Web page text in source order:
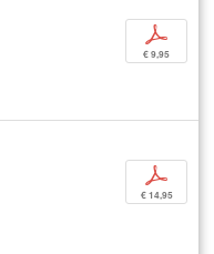
p
€ 9,95
p
€ 14,95